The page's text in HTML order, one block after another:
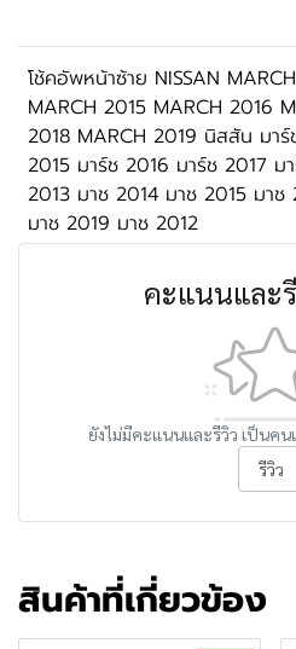
โช้คอัพหน้าซ้าย NISSAN
MARCH 2015 MARCH 2016
2018 MARCH 2019 นิสสัน มา
2015 มาร์ช 2016 มาร์ช 2017 ม
2013 มาช 2014 มาช 2015 มา
มาช 2019 มาช 2012
คะแนนและ
ยังไม่มีคะแนนและรีวิว เป็นค
รีวิว
สินค้าที่เกี่ยวข้อง